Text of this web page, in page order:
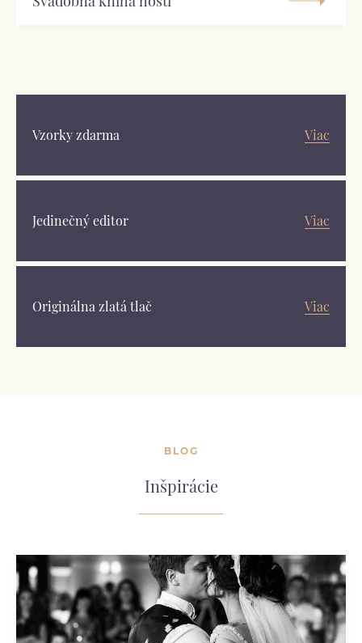
Vzorky zdarma Viac
Jedinečný editor Viac
Originálna zlatá tlač Viac
BLOG
Inšpirácie